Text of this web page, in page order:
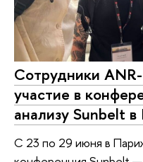
Сотрудники
участие в
анализу Sunbelt
С 23 по 29 июня в